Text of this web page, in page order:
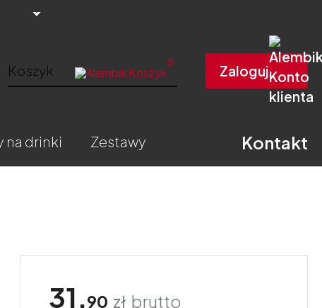
Koszyk 0 Zaloguj
na drinki zestawy Kontakt
31,90 zł brutto